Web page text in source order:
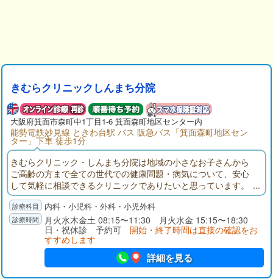
きむらクリニックしんまち分院
大阪府箕面市森町中1丁目1-6 箕面森町地区センター内
能勢電鉄妙見線 ときわ台駅 バス 阪急バス「箕面森町地区セン
ター」下車 徒歩1分
きむらクリニック・しんまち分院は地域の小さなお子さんから
ご高齢の方まで全ての世代での健康問題・病気について、安心
して気軽に相談できるクリニックでありたいと思っています。
これまで総合診療内科、消化器内科（特に胃腸、肝臓病、胆
嚢、膵臓）を中心に処置、検査、治療など診療してまいりまし
た。その経験を生かしながら地域の皆様の健康を守るために丁
寧で分かりやすい診療を行っていきたいと思っております。
内科・小児科・外科・小児外科
月火水木金土 08:15〜11:30 月火水金 15:15〜18:30
日・祝休診 予約可 開始・終了時間は直接の確認をお
すすめします
詳細を見る